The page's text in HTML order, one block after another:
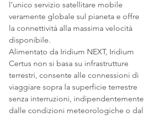
l'unico servizio satellitare mobile
veramente globale sul pianeta e offre
la connettività alla massima velocità
disponibile.
Alimentato da Iridium NEXT, Iridium
Certus non si basa su infrastrutture
terrestri, consente alle connessioni di
viaggiare sopra la superficie terrestre
senza interruzioni, indipendentemente
dalle condizioni meteorologiche o dal